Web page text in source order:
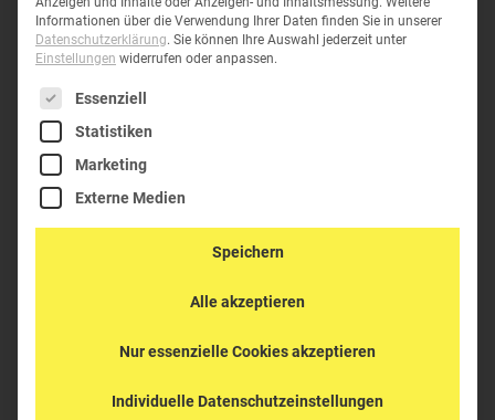
K-1300-000
Informationen über die Verwendung Ihrer Daten finden Sie in unserer
Datenschutzerklärung. Sie können Ihre Auswahl jederzeit unter
Einstellungen widerrufen oder anpassen.
Es folgt eine Liste der Service-Gruppen, für die eine
Essenziell
Statistiken
Marketing
Externe Medien
Speichern
Alle akzeptieren
Nur essenzielle Cookies akzeptieren
Individuelle Datenschutzeinstellungen